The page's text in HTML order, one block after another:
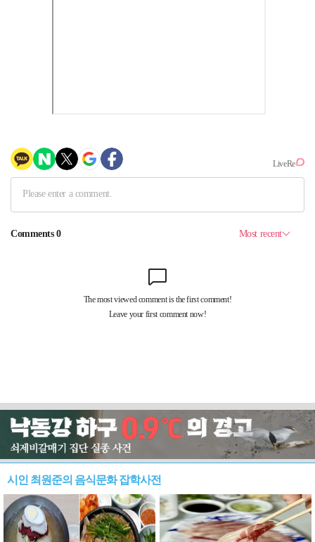
시인 최원준의 음식문화 잡학사전